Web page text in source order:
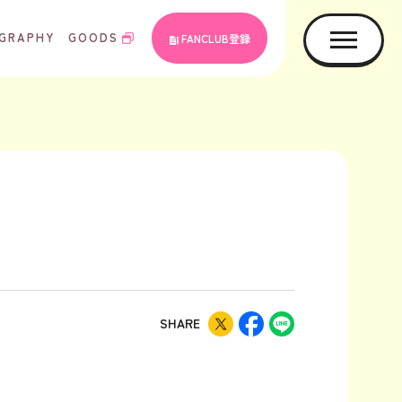
GOODS FANCLUB登録
SHARE